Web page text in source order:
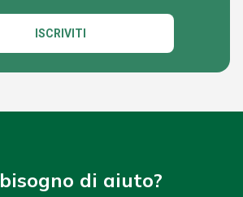
ISCRIVITI
di aiuto?